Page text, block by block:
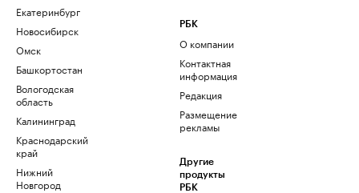
Екатеринбург
Новосибирск
Омск
Башкортостан
Вологодская
область
Калининград
Краснодарский
край
Нижний
Новгород
РБК
О компании
Контактная
информация
Редакция
Размещение
рекламы
Другие
продукты
РБК